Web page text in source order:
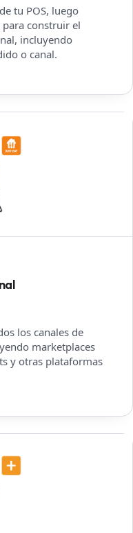
tu POS, luego
construir el
incluyendo
o canal.
los canales de
marketplaces
y otras plataformas